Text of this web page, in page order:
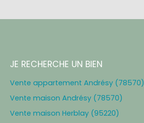
JE RECHERCHE UN BIEN
Vente appartement Andrésy (78570)
Vente maison Andrésy (78570)
Vente maison Herblay (95220)